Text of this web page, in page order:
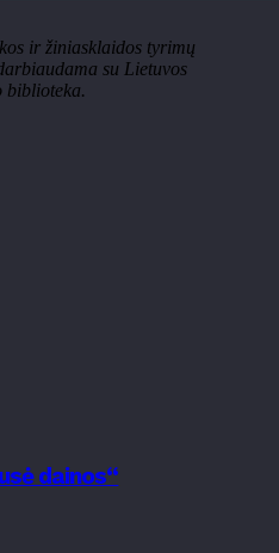
ir žiniasklaidos tyrimų
su Lietuvos
biblioteka.
dainos“